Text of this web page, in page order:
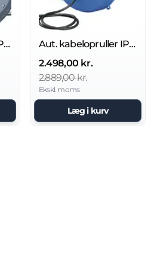
Aut. kabelopruller IP42
Aut. kabelopruller IP42
2.498,00 kr.
2.889,00 kr.
Ekskl. moms
Læg i kurv